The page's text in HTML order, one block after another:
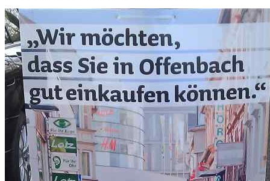
in
offenbach
die
prioritaeten
setzt